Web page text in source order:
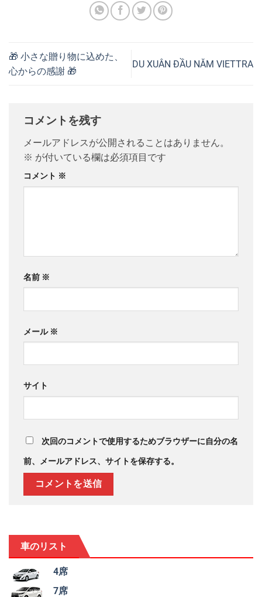
🎁 小さな贈り物に込めた、
心からの感謝 🎁
DU XUÂN ĐẦU NĂM VIETTRA
コメントを残す
メールアドレスが公開されることはありません。
※ が付いている欄は必須項目です
コメント ※
名前 ※
メール ※
サイト
次回のコメントで使用するためブラウザーに自分の名
前、メールアドレス、サイトを保存する。
車のリスト
4席
7席